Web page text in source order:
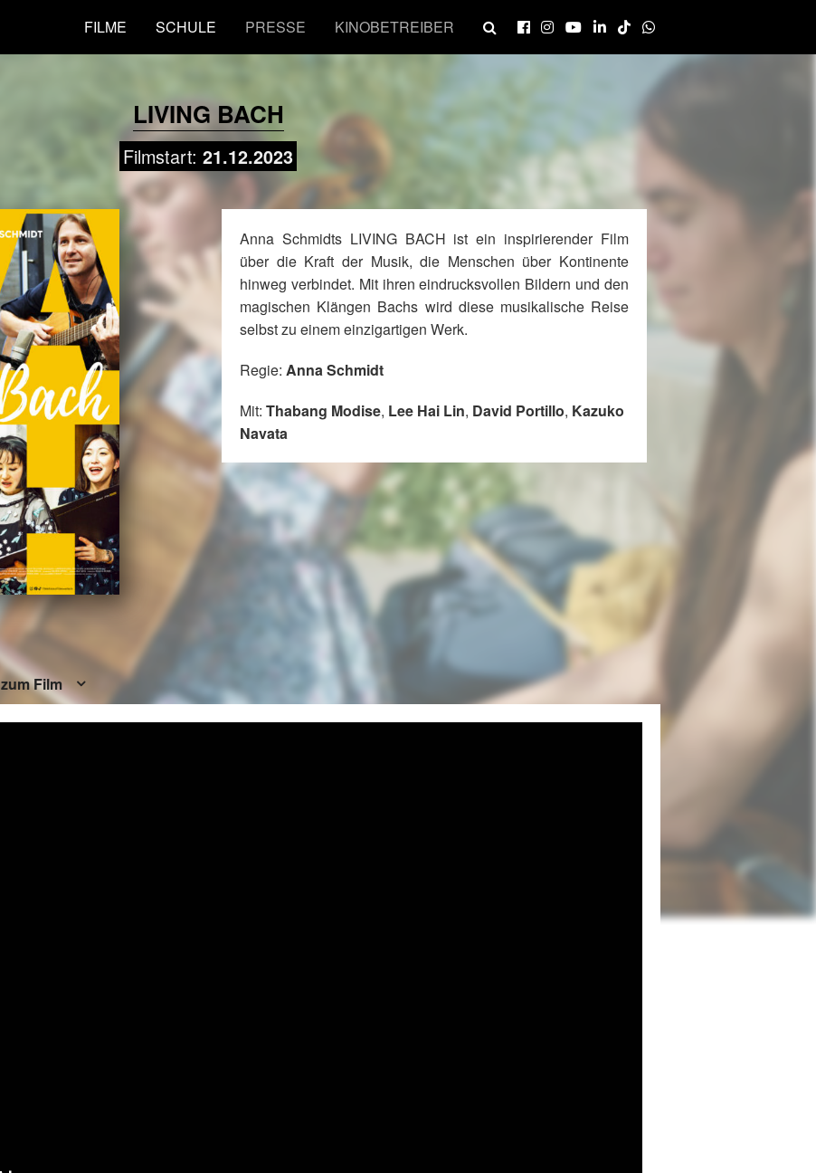
FILME SCHULE PRESSE KINOBETREIBER
LIVING BACH
Filmstart: 21.12.2023
Anna Schmidts LIVING BACH ist ein inspirierender Film
über die Kraft der Musik, die Menschen über Kontinente
hinweg verbindet. Mit ihren eindrucksvollen Bildern und den
magischen Klängen Bachs wird diese musikalische Reise
selbst zu einem einzigartigen Werk.
Regie: Anna Schmidt
Mit: Thabang Modise, Lee Hai Lin, David Portillo, Kazuko
Navata
zum Film